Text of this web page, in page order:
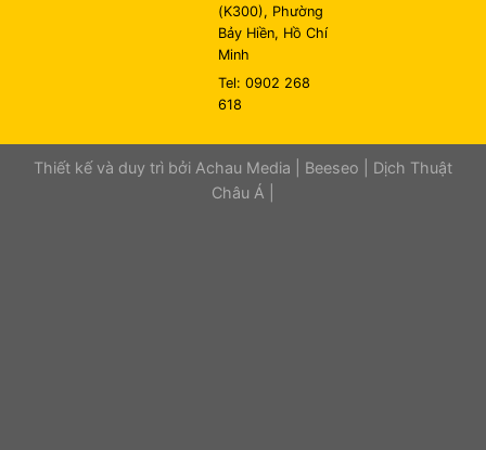
(K300), Phường
Bảy Hiền, Hồ Chí
Minh
Tel: 0902 268
618
Thiết kế và duy trì bởi Achau Media Beeseo
Dịch Thuật
Châu Á